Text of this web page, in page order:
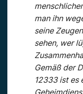
man ihn
seine
sehen, wer
Gemäß der
12333 ist es